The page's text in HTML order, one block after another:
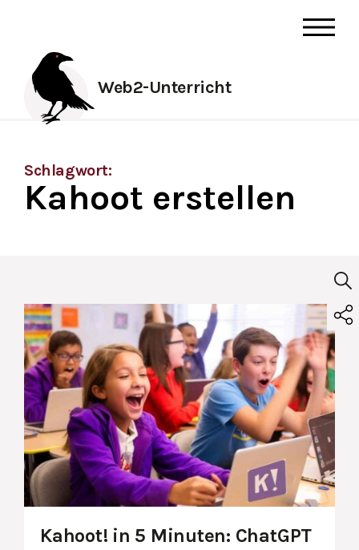
Web2-Unterricht
Schlagwort:
Kahoot erstellen
Kahoot! in 5 Minuten: ChatGPT